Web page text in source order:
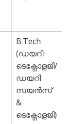
B.Tech
(ഡയറി
ടെക്നോളജി/
ഡയറി
സയൻസ്
&
ടെക്നോളജി)